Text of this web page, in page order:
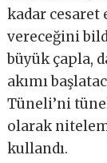
kadar
vereceğini
büyük çapla,
akımı
Tüneli’ni
olarak
kullandı.